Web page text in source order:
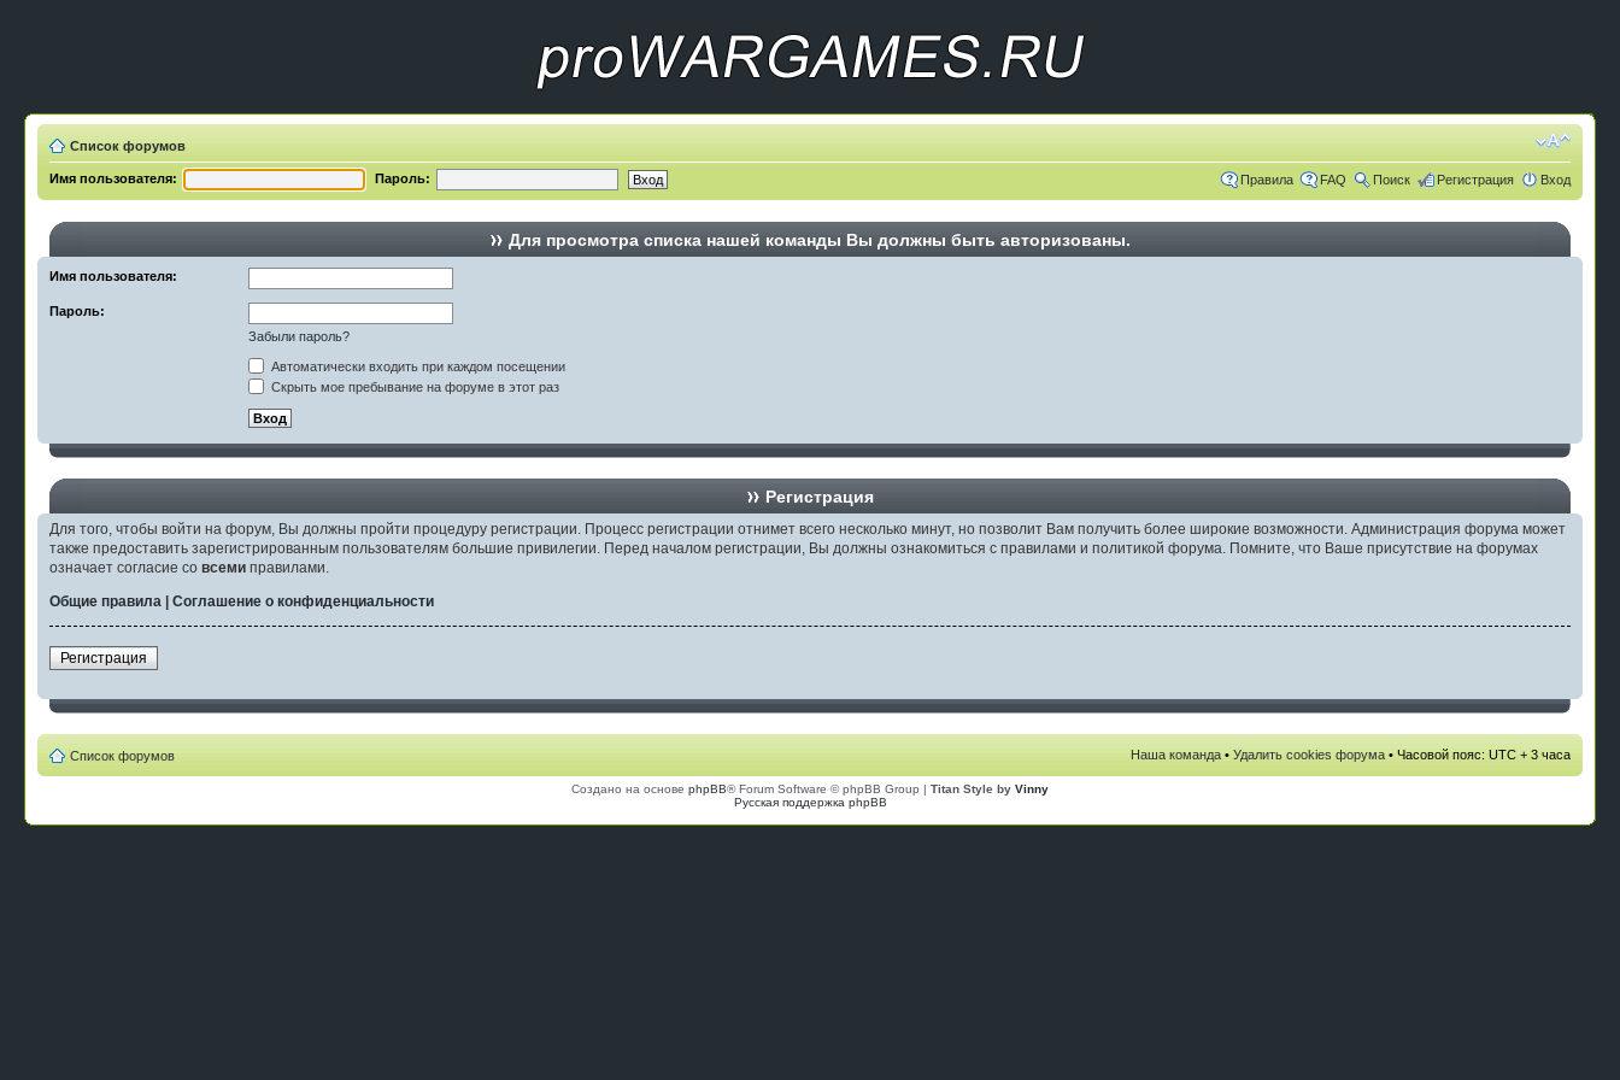
Список форумов
Правила FAQ Поиск Регистрация Вход
Имя пользователя: Пароль:
Для просмотра списка нашей команды Вы должны быть авторизованы.
Имя пользователя:
Пароль:
Забыли пароль?
Автоматически входить при каждом посещении
Скрыть мое пребывание на форуме в этот раз
Регистрация
Для того, чтобы войти на форум, Вы должны пройти процедуру регистрации. Процесс регистрации отнимет всего несколько минут, но позволит Вам получить более широкие возможности. Администрация форума может
также предоставить зарегистрированным пользователям большие привилегии. Перед началом регистрации, Вы должны ознакомиться с правилами и политикой форума. Помните, что Ваше присутствие на форумах
означает согласие со всеми правилами.
Общие правила
Соглашение о конфиденциальности
Регистрация
Список форумов Наша команда • Удалить cookies форума • Часовой пояс: UTC + 3 часа
Создано на основе phpBB® Forum Software © phpBB Group | Titan Style by Vinny
Русская поддержка phpBB